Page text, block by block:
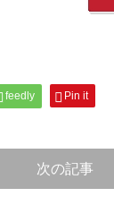
feedly Pin it
次の記事